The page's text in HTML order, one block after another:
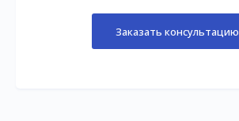
Заказать консультацию